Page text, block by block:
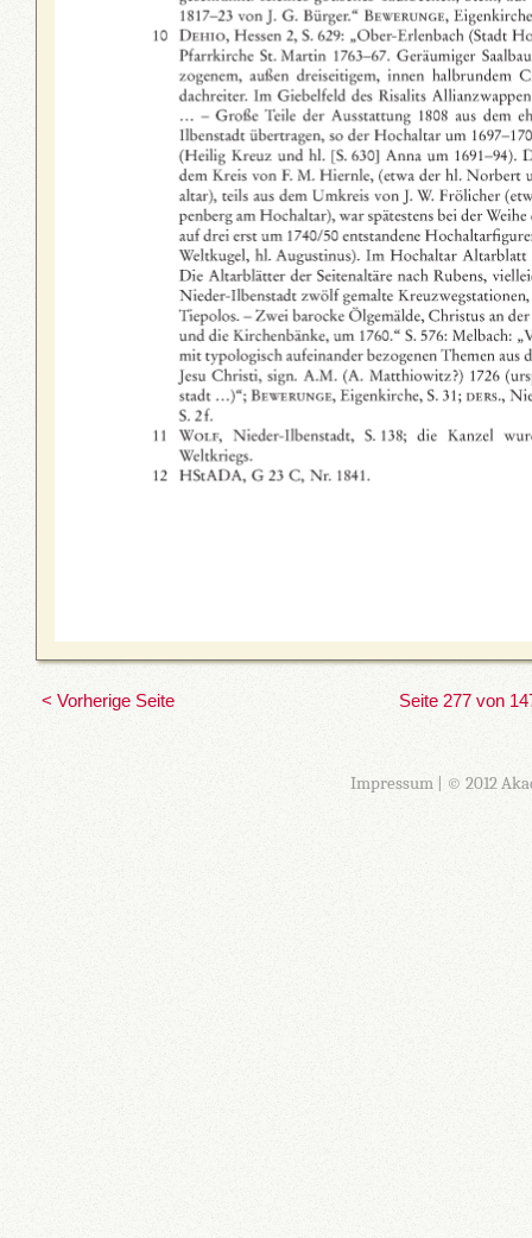
< Vorherige Seite Seite 277 von
Impressum| © 2012